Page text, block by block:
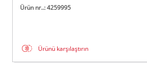
Ürün nr..: 4259995
Ürünü karşılaştırın